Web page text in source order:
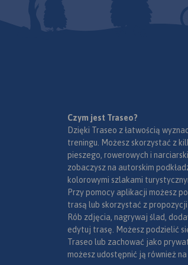
Czym jest Traseo?
Dzięki Traseo z łatwością
treningu. Możesz skorzystać z
pieszego, rowerowych i
zobaczysz na autorskim
kolorowymi szlakami
Przy pomocy aplikacji możesz
trasą lub skorzystać z propozycji
Rób zdjęcia, nagrywaj ślad,
edytuj trasę. Możesz podzielić
Traseo lub zachować jako
możesz udostępnić ją również